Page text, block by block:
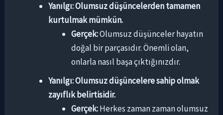
Yanılgı: Olumsuz düşüncelerden tamamen
kurtulmak mümkün.
Gerçek:Olumsuz düşünceler hayatın
doğal bir parçasıdır. Önemli olan,
onlarla nasıl başa çıktığınızdır.
Yanılgı: Olumsuz düşüncelere sahip olmak
zayıflık belirtisidir.
Gerçek:Herkes zaman zaman olumsuz